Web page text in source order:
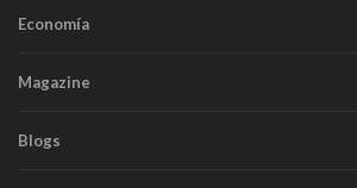
Economía
Magazine
Blogs